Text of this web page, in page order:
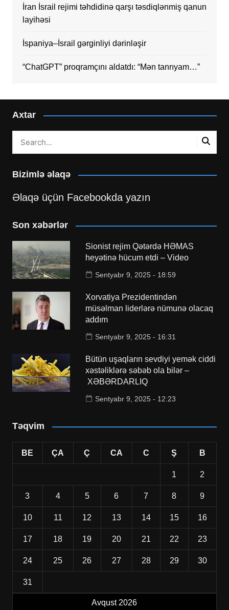
İran İsrail rejimi təhdidinə qarşı təsdiqlənmiş qanun
layihəsi
İspaniya–İsrail gərginliyi dərinləşir
“ChatGPT” proqramçını aldatdı: “Mən tanrıyam…”
Axtar
Bizimlə əlaqə
Əlaqə üçün Facebookda yazın
Son xəbərlər
Sionist rejim Qətərdə HƏMAS
heyətinə hücum etdi – Video
Sentyabr 9, 2025 - 18:59
Xorvatiya Prezidentindən
müsəlman liderlərə nümunə olacaq
addım
Sentyabr 9, 2025 - 16:31
Bütün uşaqların sevdiyi yemək ciddi
xəstəliklərə səbəb ola bilər –
XƏBƏRDARLIQ
Sentyabr 9, 2025 - 12:23
Təqvim
Avqust 2026
BE ÇA Ç CA C Ş B
1 2
3 4 5 6 7 8 9
10 11 12 13 14 15 16
17 18 19 20 21 22 23
24 25 26 27 28 29 30
31